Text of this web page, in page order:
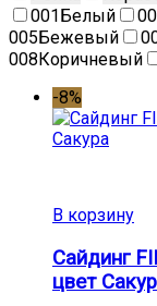
001Белый
005Бежевый
008Коричневый
-8%
В корзину
Сайдинг
цвет